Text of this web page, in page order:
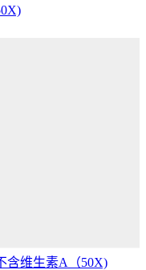
含维生素A（50X)